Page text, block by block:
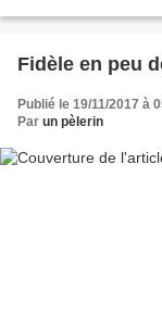
Fidèle en peu
Publié le 19/11/2017 à
Par un pèlerin